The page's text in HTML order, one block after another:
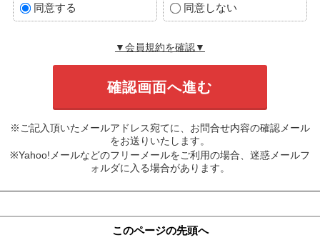
同意する 同意しない
▼会員規約を確認▼
※ご記入頂いたメールアドレス宛てに、お問合せ内容の確認メール
をお送りいたします。
※Yahoo!メールなどのフリーメールをご利用の場合、迷惑メールフ
ォルダに入る場合があります。
このページの先頭へ